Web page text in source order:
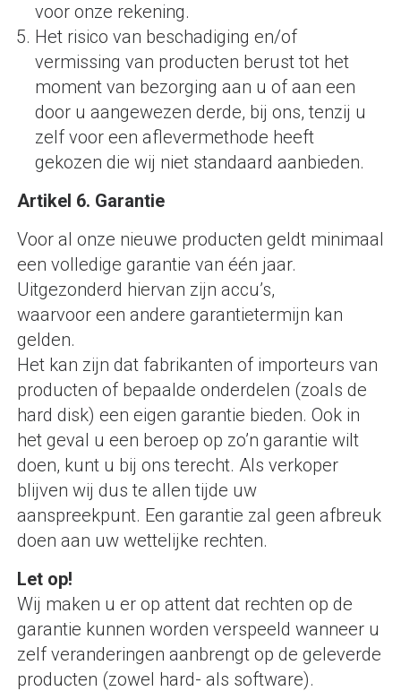
voor onze rekening.
Het risico van beschadiging en/of
vermissing van producten berust tot het
moment van bezorging aan u of aan een
door u aangewezen derde, bij ons, tenzij u
zelf voor een aflevermethode heeft
gekozen die wij niet standaard aanbieden.
Artikel 6. Garantie
Voor al onze nieuwe producten geldt minimaal
een volledige garantie van één jaar.
Uitgezonderd hiervan zijn accu’s,
waarvoor een andere garantietermijn kan
gelden.
Het kan zijn dat fabrikanten of importeurs van
producten of bepaalde onderdelen (zoals de
hard disk) een eigen garantie bieden. Ook in
het geval u een beroep op zo’n garantie wilt
doen, kunt u bij ons terecht. Als verkoper
blijven wij dus te allen tijde uw
aanspreekpunt. Een garantie zal geen afbreuk
doen aan uw wettelijke rechten.
Let op!
Wij maken u er op attent dat rechten op de
garantie kunnen worden verspeeld wanneer u
zelf veranderingen aanbrengt op de geleverde
producten (zowel hard- als software).